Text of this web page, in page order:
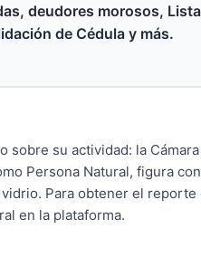
deudores morosos,
de Cédula y más.
sobre su actividad: la
Persona Natural, figura
Para obtener el reporte
en la plataforma.